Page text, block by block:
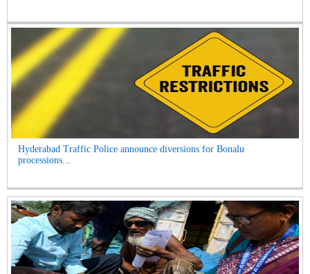
Hyderabad Traffic Police announce diversions for Bonalu
processions...